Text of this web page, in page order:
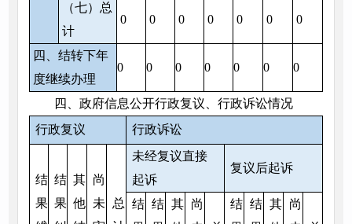
（七）总
计
0 0 0 0 0 0 0
四、结转下年
度继续办理
0 0 0 0 0 0 0
四、政府信息公开行政复议、行政诉讼情况
行政复议
行政诉讼
结
果
结
果
其
他
尚
未
总
未经复议直接
起诉
复议后起诉
结 结 其 尚
结 结 其 尚